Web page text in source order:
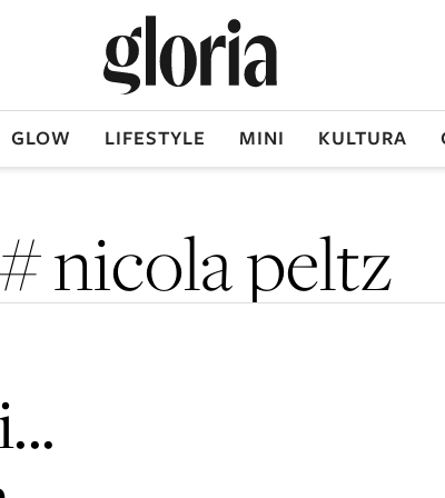
GLOW LIFESTYLE MINI KULTURA
nicola peltz